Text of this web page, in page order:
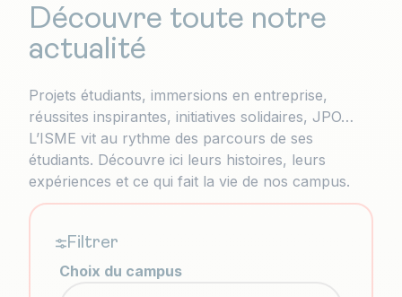
Découvre toute notre
actualité
Projets étudiants, immersions en entreprise,
réussites inspirantes, initiatives solidaires, JPO…
L’ISME vit au rythme des parcours de ses
étudiants. Découvre ici leurs histoires, leurs
expériences et ce qui fait la vie de nos campus.
Filtrer
Choix du campus